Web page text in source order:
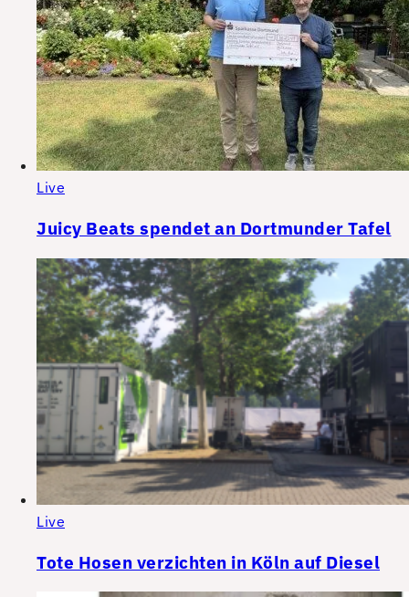
Live
Juicy Beats spendet an Dortmunder Tafel
Live
Tote Hosen verzichten in Köln auf Diesel